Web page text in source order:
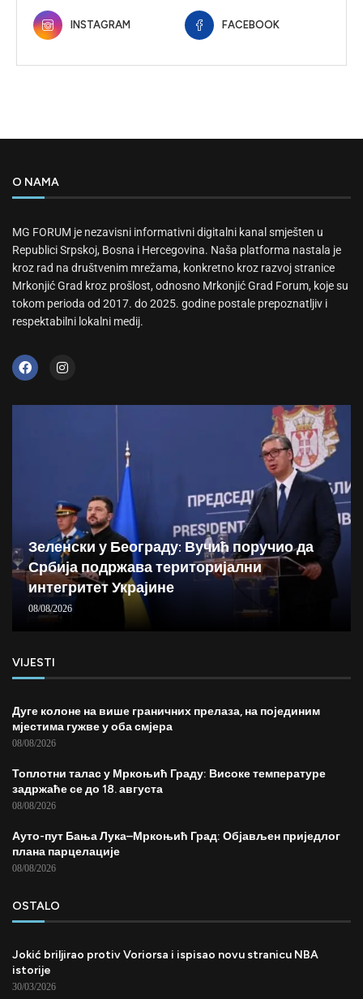
INSTAGRAM FACEBOOK
O NAMA
MG FORUM je nezavisni informativni digitalni kanal smješten u
Republici Srpskoj, Bosna i Hercegovina. Naša platforma nastala je
kroz rad na društvenim mrežama, konkretno kroz razvoj stranice
Mrkonjić Grad kroz prošlost, odnosno Mrkonjić Grad Forum, koje su
tokom perioda od 2017. do 2025. godine postale prepoznatljiv i
respektabilni lokalni medij.
Зеленски у Београду: Вучић поручио да
Србија подржава територијални
интегритет Украјине
08/08/2026
VIJESTI
Дуге колоне на више граничних прелаза, на појединим
мјестима гужве у оба смјера
08/08/2026
Топлотни талас у Мркоњић Граду: Високе температуре
задржаће се до 18. августа
08/08/2026
Ауто-пут Бања Лука–Мркоњић Град: Објављен приједлог
плана парцелације
08/08/2026
OSTALO
Jokić briljirao protiv Voriorsa i ispisao novu stranicu NBA
istorije
30/03/2026